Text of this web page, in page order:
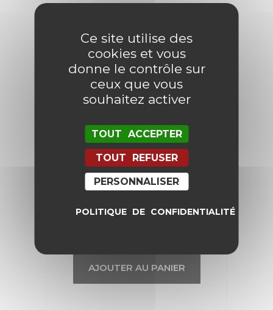
Collier Marins
AJOUTER AU PANIER
Ce site utilise des
cookies et vous
donne le contrôle sur
ceux que vous
souhaitez activer
TOUT ACCEPTER
TOUT REFUSER
PERSONNALISER
POLITIQUE DE CONFIDENTIALITÉ